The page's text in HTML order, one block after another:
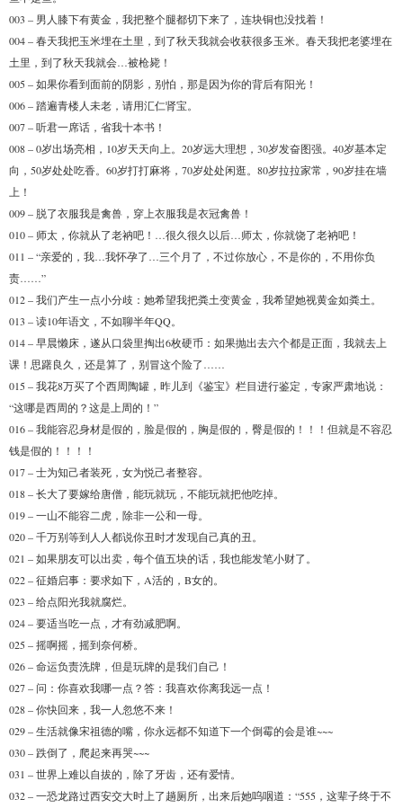
003 – 男人膝下有黄金，我把整个腿都切下来了，连块铜也没找着！
004 – 春天我把玉米埋在土里，到了秋天我就会收获很多玉米。春天我把老婆埋在
土里，到了秋天我就会…被枪毙！
005 – 如果你看到面前的阴影，别怕，那是因为你的背后有阳光！
006 – 踏遍青楼人未老，请用汇仁肾宝。
007 – 听君一席话，省我十本书！
008 – 0岁出场亮相，10岁天天向上。20岁远大理想，30岁发奋图强。40岁基本定
向，50岁处处吃香。60岁打打麻将，70岁处处闲逛。80岁拉拉家常，90岁挂在墙
上！
009 – 脱了衣服我是禽兽，穿上衣服我是衣冠禽兽！
010 – 师太，你就从了老衲吧！…很久很久以后…师太，你就饶了老衲吧！
011 – “亲爱的，我…我怀孕了…三个月了，不过你放心，不是你的，不用你负
责……”
012 – 我们产生一点小分歧：她希望我把粪土变黄金，我希望她视黄金如粪土。
013 – 读10年语文，不如聊半年QQ。
014 – 早晨懒床，遂从口袋里掏出6枚硬币：如果抛出去六个都是正面，我就去上
课！思躇良久，还是算了，别冒这个险了……
015 – 我花8万买了个西周陶罐，昨儿到《鉴宝》栏目进行鉴定，专家严肃地说：
“这哪是西周的？这是上周的！”
016 – 我能容忍身材是假的，脸是假的，胸是假的，臀是假的！！！但就是不容忍
钱是假的！！！！
017 – 士为知己者装死，女为悦己者整容。
018 – 长大了要嫁给唐僧，能玩就玩，不能玩就把他吃掉。
019 – 一山不能容二虎，除非一公和一母。
020 – 千万别等到人人都说你丑时才发现自己真的丑。
021 – 如果朋友可以出卖，每个值五块的话，我也能发笔小财了。
022 – 征婚启事：要求如下，A活的，B女的。
023 – 给点阳光我就腐烂。
024 – 要适当吃一点，才有劲减肥啊。
025 – 摇啊摇，摇到奈何桥。
026 – 命运负责洗牌，但是玩牌的是我们自己！
027 – 问：你喜欢我哪一点？答：我喜欢你离我远一点！
028 – 你快回来，我一人忽悠不来！
029 – 生活就像宋祖德的嘴，你永远都不知道下一个倒霉的会是谁~~~
030 – 跌倒了，爬起来再哭~~~
031 – 世界上难以自拔的，除了牙齿，还有爱情。
032 – 一恐龙路过西安交大时上了趟厕所，出来后她呜咽道：“555，这辈子终于不